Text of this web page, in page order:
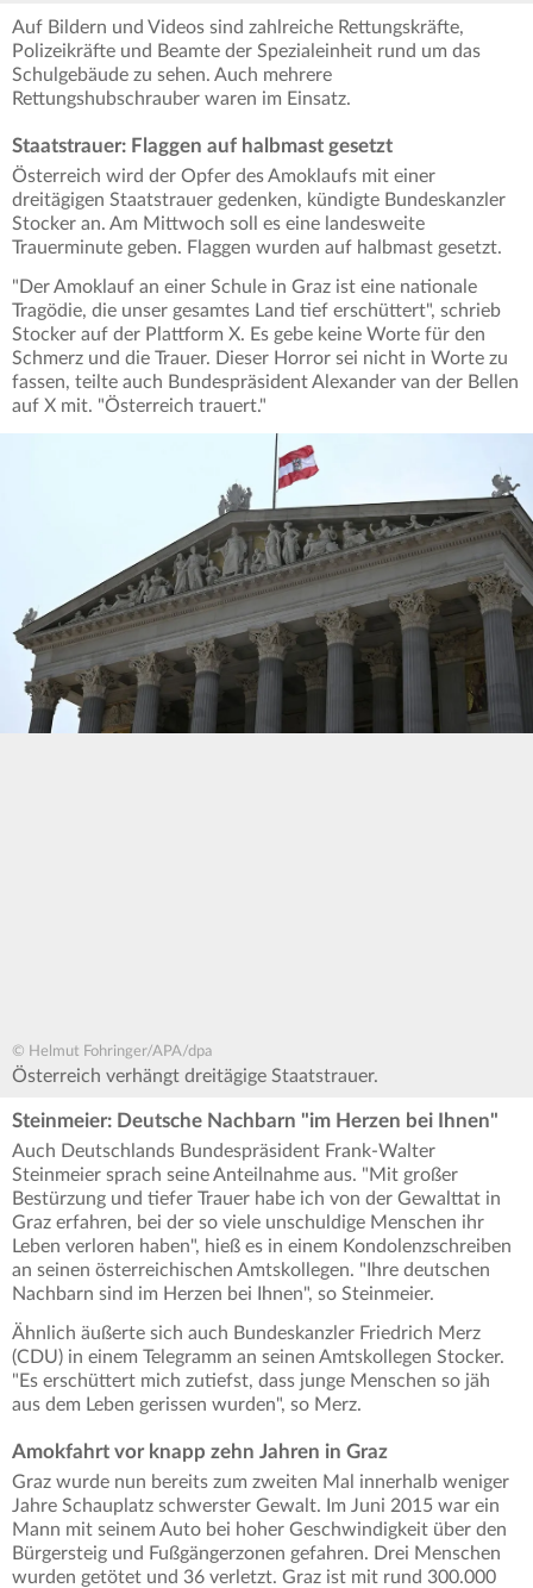
Auf Bildern und Videos sind zahlreiche Rettungskräfte,
Polizeikräfte und Beamte der Spezialeinheit rund um das
Schulgebäude zu sehen. Auch mehrere
Rettungshubschrauber waren im Einsatz.
Staatstrauer: Flaggen auf halbmast gesetzt
Österreich wird der Opfer des Amoklaufs mit einer
dreitägigen Staatstrauer gedenken, kündigte Bundeskanzler
Stocker an. Am Mittwoch soll es eine landesweite
Trauerminute geben. Flaggen wurden auf halbmast gesetzt.
"Der Amoklauf an einer Schule in Graz ist eine nationale
Tragödie, die unser gesamtes Land tief erschüttert", schrieb
Stocker auf der Plattform X. Es gebe keine Worte für den
Schmerz und die Trauer. Dieser Horror sei nicht in Worte zu
fassen, teilte auch Bundespräsident Alexander van der Bellen
auf X mit. "Österreich trauert."
© Helmut Fohringer/APA/dpa
Österreich verhängt dreitägige Staatstrauer.
Steinmeier: Deutsche Nachbarn "im Herzen bei Ihnen"
Auch Deutschlands Bundespräsident Frank-Walter
Steinmeier sprach seine Anteilnahme aus. "Mit großer
Bestürzung und tiefer Trauer habe ich von der Gewalttat in
Graz erfahren, bei der so viele unschuldige Menschen ihr
Leben verloren haben", hieß es in einem Kondolenzschreiben
an seinen österreichischen Amtskollegen. "Ihre deutschen
Nachbarn sind im Herzen bei Ihnen", so Steinmeier.
Ähnlich äußerte sich auch Bundeskanzler Friedrich Merz
(CDU) in einem Telegramm an seinen Amtskollegen Stocker.
"Es erschüttert mich zutiefst, dass junge Menschen so jäh
aus dem Leben gerissen wurden", so Merz.
Amokfahrt vor knapp zehn Jahren in Graz
Graz wurde nun bereits zum zweiten Mal innerhalb weniger
Jahre Schauplatz schwerster Gewalt. Im Juni 2015 war ein
Mann mit seinem Auto bei hoher Geschwindigkeit über den
Bürgersteig und Fußgängerzonen gefahren. Drei Menschen
wurden getötet und 36 verletzt. Graz ist mit rund 300.000